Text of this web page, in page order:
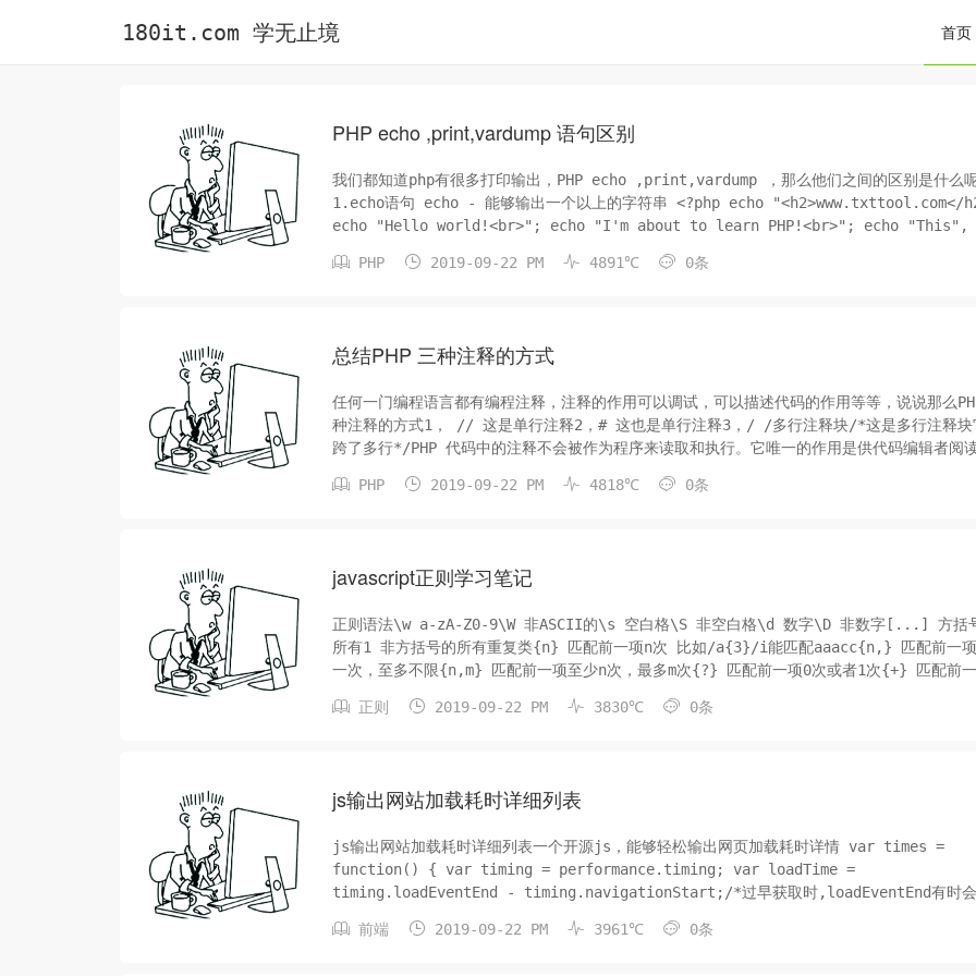
180it.com 学无止境 首页
PHP echo ,print,vardump 语句区别
我们都知道php有很多打印输出，PHP echo ,print,vardump ，那么他们之间的区别是什么
1.echo语句 echo - 能够输出一个以上的字符串 <?php echo "<h2>www.txttool.com</h2>";
echo "Hello world!<br>"; echo "I'm about to learn PHP!<br>"; echo "This", "
 PHP  2019-09-22 PM  4891℃  0条
总结PHP 三种注释的方式
任何一门编程语言都有编程注释，注释的作用可以调试，可以描述代码的作用等等，说说那么
种注释的方式1， // 这是单行注释2，# 这也是单行注释3，/ /多行注释块/*这是多行注释块
跨了多行*/PHP 代码中的注释不会被作为程序来读取和执行。它唯一的作用是供代码编辑者阅
 PHP  2019-09-22 PM  4818℃  0条
javascript正则学习笔记
正则语法\w a-zA-Z0-9\W 非ASCII的\s 空白格\S 非空白格\d 数字\D 非数字[...] 方括号的
所有1 非方括号的所有重复类{n} 匹配前一项n次 比如/a{3}/i能匹配aaacc{n,} 匹配前一项至少
一次，至多不限{n,m} 匹配前一项至少n次，最多m次{?} 匹配前一项0次或者1次{+} 匹配前一项至
 正则  2019-09-22 PM  3830℃  0条
js输出网站加载耗时详细列表
js输出网站加载耗时详细列表一个开源js，能够轻松输出网页加载耗时详情 var times =
function() { var timing = performance.timing; var loadTime =
timing.loadEventEnd - timing.navigationStart;/*过早获取时,loadEventEnd有时
 前端  2019-09-22 PM  3961℃  0条